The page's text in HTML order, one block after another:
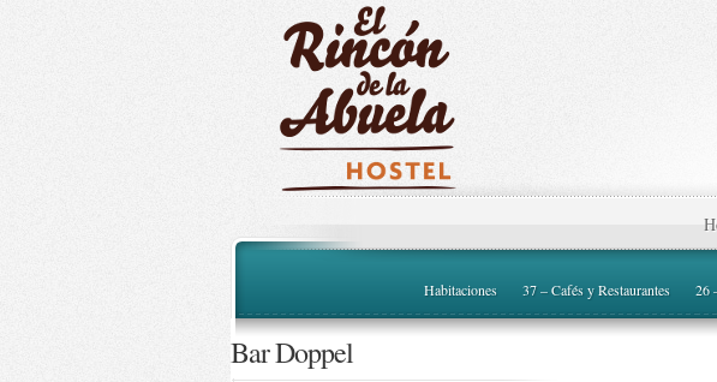
Habitaciones 37 – Cafés y Restaurantes 26
Bar Doppel